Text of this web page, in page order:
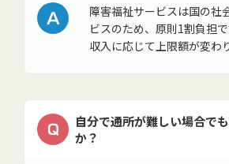
A
障害福祉サービスは国の社
ビスのため、原則1割負担
収入に応じて上限額が変わ
Q
自分で通所が難しい場合で
か？